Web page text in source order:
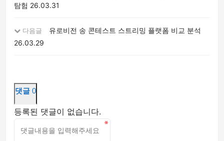
탐험 26.03.31
다음글
유로비전 송 콘테스트 스트리밍 플랫폼 비교 분석
26.03.29
댓글 0
등록된 댓글이 없습니다.